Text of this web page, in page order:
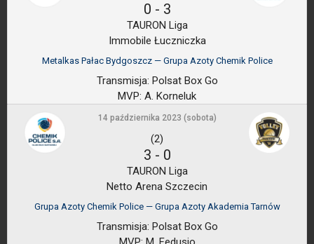
0 - 3
TAURON Liga
Immobile Łuczniczka
Metalkas Pałac Bydgoszcz — Grupa Azoty Chemik Police
Transmisja: Polsat Box Go
MVP: A. Korneluk
14 października 2023 (sobota)
(2)
3 - 0
TAURON Liga
Netto Arena Szczecin
Grupa Azoty Chemik Police — Grupa Azoty Akademia Tarnów
Transmisja: Polsat Box Go